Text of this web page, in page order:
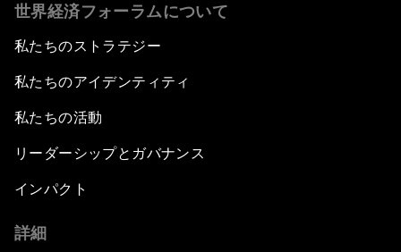
世界経済フォーラムについて
私たちのストラテジー
私たちのアイデンティティ
私たちの活動
リーダーシップとガバナンス
インパクト
詳細